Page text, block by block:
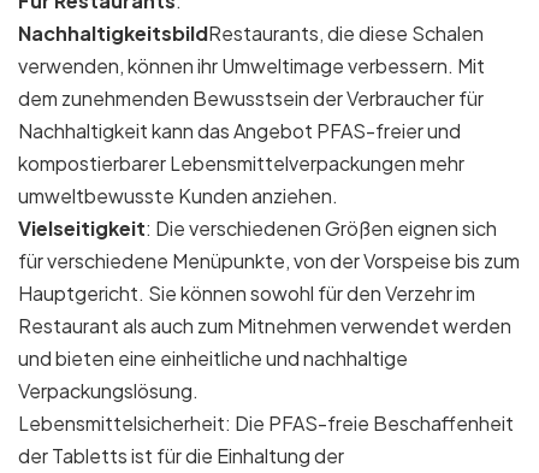
NachhaltigkeitsbildRestaurants, die diese Schalen
verwenden, können ihr Umweltimage verbessern. Mit
dem zunehmenden Bewusstsein der Verbraucher für
Nachhaltigkeit kann das Angebot PFAS-freier und
kompostierbarer Lebensmittelverpackungen mehr
umweltbewusste Kunden anziehen.
Vielseitigkeit: Die verschiedenen Größen eignen sich
für verschiedene Menüpunkte, von der Vorspeise bis zum
Hauptgericht. Sie können sowohl für den Verzehr im
Restaurant als auch zum Mitnehmen verwendet werden
und bieten eine einheitliche und nachhaltige
Verpackungslösung.
Lebensmittelsicherheit: Die PFAS-freie Beschaffenheit
der Tabletts ist für die Einhaltung der